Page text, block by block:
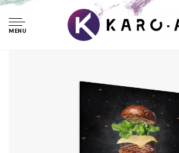
MENU
Schilderij - Bouw je Hamburger,